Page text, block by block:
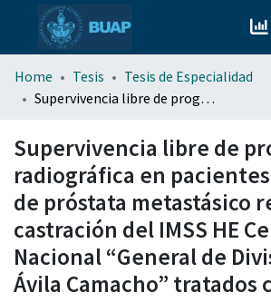
menu.section.about_menu
Home Tesis
Tesis de Especialidad
Supervivencia libre de progresión radiográfica en pacientes con cáncer de próstata metastásico resistente a castración del IMSS HE Centro Médico Nacional “General de División Manuel Ávila Camacho” tratados con abiraterona/prednisona como primera línea de tratamiento paliativo previo a tratamiento con quimioterapia con docetaxel
Supervivencia libre de
radiográfica en
de próstata metastásico
castración del IMSS HE
Nacional “General de
Ávila Camacho” tratados